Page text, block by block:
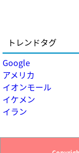
トレンドタグ
Google
アメリカ
イオンモール
イケメン
イラン